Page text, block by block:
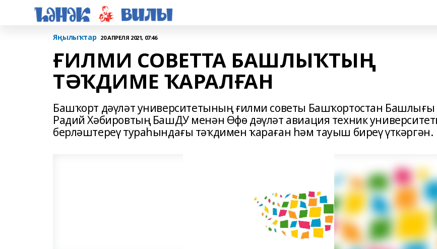
Яңылыҡтар 20 АПРЕЛЯ 2021, 07:46
ҒИЛМИ СОВЕТТА БАШЛЫҠТЫҢ
ТӘҠДИМЕ ҠАРАЛҒАН
Башҡорт дәүләт университетының ғилми советы Башҡортостан Башлығы
Радий Хәбировтың БашДУ менән Өфө дәүләт авиация техник
берләштереү тураһындағы тәҡдимен ҡараған һәм тауыш биреү үткәргән.